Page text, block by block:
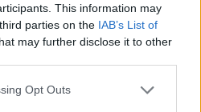
This information may
parties on the IAB’s List of
may further disclose it to other
app uses one or more Google
Opt Outs